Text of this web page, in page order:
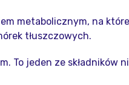
metabolicznym, na
tłuszczowych.
To jeden ze składników